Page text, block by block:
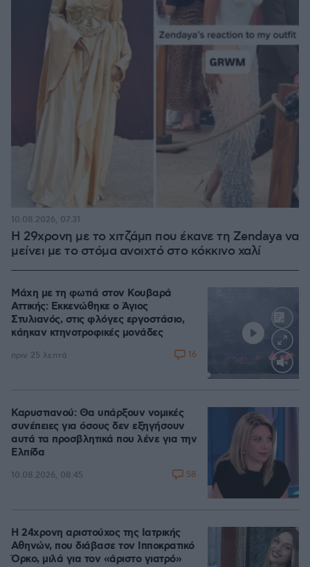
Η 29χρονη με το χιτζάμπ που έκανε τη Zendaya να
μείνει με το στόμα ανοιχτό στο κόκκινο χαλί
10.08.2026, 07:31
Μάχη με τη φωτιά στον Κουβαρά
Αττικής: Εκκενώθηκε ο Άγιος
Στυλιανός, στις φλόγες εργοστάσιο,
κάηκαν κτηνοτροφικές μονάδες
πριν 25 λεπτά 16
Καρυστιανού: Θα υπάρξουν νομικές
συνέπειες για όσους δεν εξηγήσουν
αυτά τα προσβλητικά που λένε για την
Ελπίδα
10.08.2026, 08:45 58
Η 24χρονη αριστούχος της Ιατρικής
Αθηνών, που διάβασε τον Ιπποκρατικό
Όρκο, μιλά για τον «άριστο γιατρό»